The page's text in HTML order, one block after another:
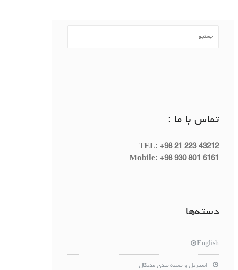
تماس با ما :
TEL: +98 21 223 43212
Mobile: +98 930 801 6161
دسته‌ها
English
استریل و بسته بندی مدیکال